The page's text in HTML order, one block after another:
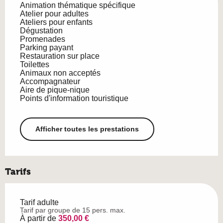
Animation thématique spécifique
Atelier pour adultes
Ateliers pour enfants
Dégustation
Promenades
Parking payant
Restauration sur place
Toilettes
Animaux non acceptés
Accompagnateur
Aire de pique-nique
Points d'information touristique
Afficher toutes les prestations
Tarifs
Tarif adulte
Tarif par groupe de 15 pers. max.
À partir de 350,00 €